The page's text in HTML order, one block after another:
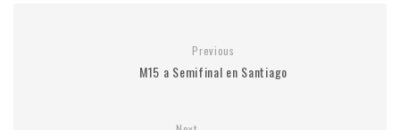
Previous
M15 a Semifinal en Santiago